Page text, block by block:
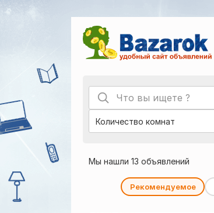
Мы нашли 13 объявлений
Рекомендуемое